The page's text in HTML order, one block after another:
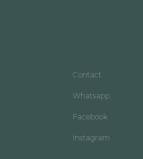
Contact
Whatsapp
Facebook
Instagram